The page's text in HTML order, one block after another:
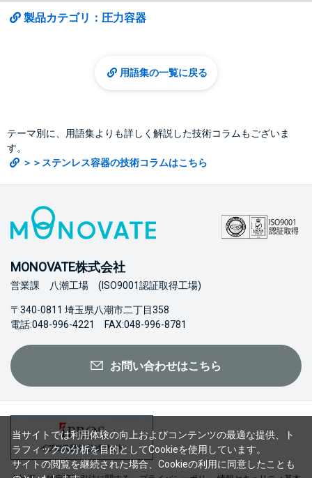
製品カテゴリ：圧力容器
用語集の一覧に戻る
テーマ別に、用語集よりも詳しく解説した技術コラムもございま
す。
＞＞ステンレス容器の技術コラムはこちら
MONOVATE株式会社
営業課 八潮工場 (ISO9001認証取得工場)
〒340-0811 埼玉県八潮市二丁目358
電話:048-996-4221 FAX:048-996-8781
お問い合わせはこちら
当サイトでは利用体験の向上およびコンテンツの最適な提供、ト
ラフィックの分析を目的としてCookieを使用しています。
サイトの閲覧を継続された場合、Cookieの利用に同意したことも